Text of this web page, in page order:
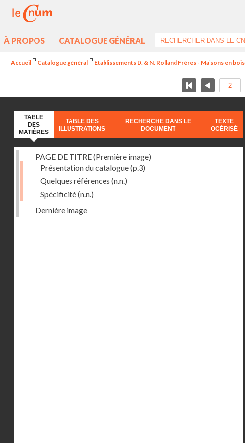
À PROPOS CATALOGUE GÉNÉRAL
Accueil Catalogue général Etablissements D. & N. Rolland Frères - Maisons en bois
TABLE
DES
MATIÈRES
TABLE DES
ILLUSTRATIONS
RECHERCHE DANS LE
DOCUMENT
TEXTE
OCÉRISÉ
PAGE DE TITRE (Première image)
Présentation du catalogue(p.3)
Quelques références (n.n.)
Spécificité(n.n.)
Dernière image